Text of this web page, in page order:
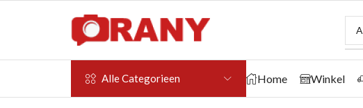
Alle Categorieen Home Winkel